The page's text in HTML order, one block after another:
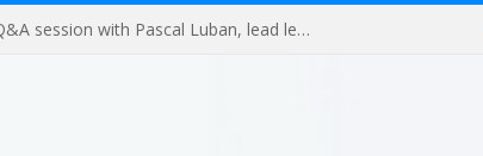
GameLoop Podcast #GL54: Q&A session with Pascal Luban, lead level designer on Splinter Cell multiplayer games